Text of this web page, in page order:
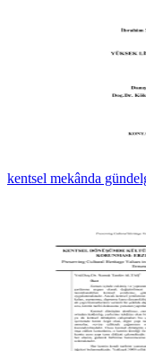
kentsel mekânda